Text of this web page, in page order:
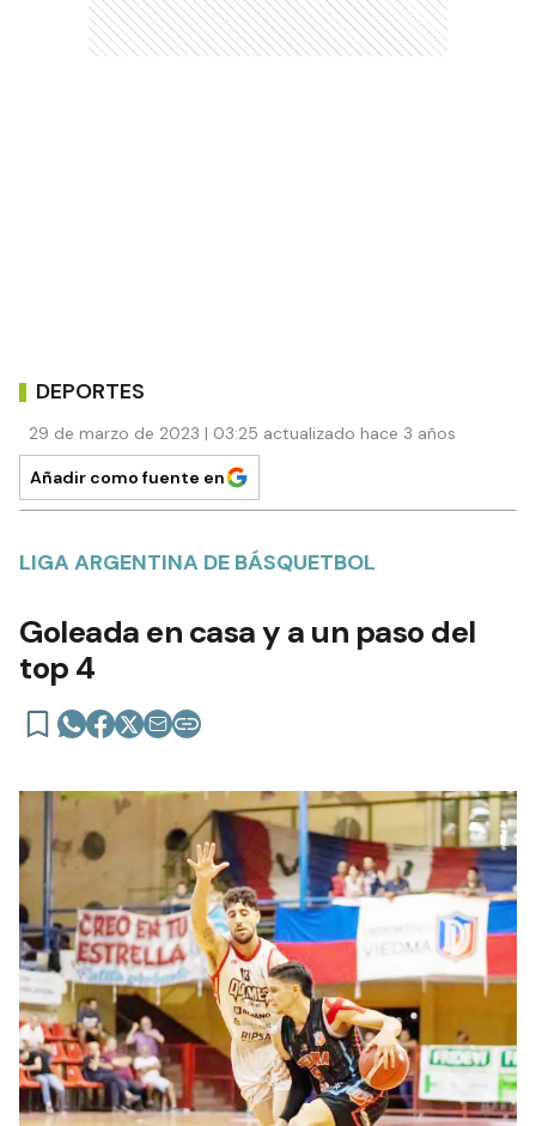
DEPORTES
29 de marzo de 2023 | 03:25 actualizado hace 3 años
Añadir como fuente en
LIGA ARGENTINA DE BÁSQUETBOL
Goleada en casa y a un paso del
top 4